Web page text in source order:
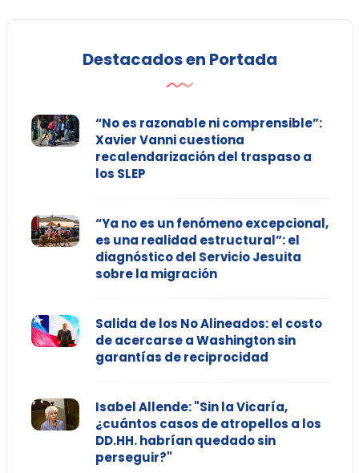
Destacados en Portada
“No es razonable ni comprensible”:
Xavier Vanni cuestiona
recalendarización del traspaso a
los SLEP
“Ya no es un fenómeno excepcional,
es una realidad estructural”: el
diagnóstico del Servicio Jesuita
sobre la migración
Salida de los No Alineados: el costo
de acercarse a Washington sin
garantías de reciprocidad
Isabel Allende: "Sin la Vicaría,
¿cuántos casos de atropellos a los
DD.HH. habrían quedado sin
perseguir?"